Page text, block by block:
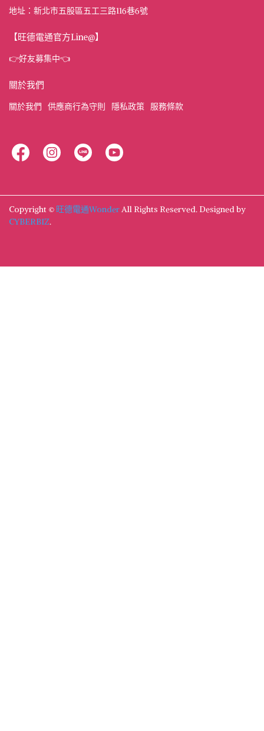
地址：新北市五股區五工三路116巷6號
【旺德電通官方Line@】
👉好友募集中👈
關於我們
關於我們 供應商行為守則 隱私政策 服務條款
Copyright © 旺德電通WonderAll Rights Reserved. Designed by
CYBERBIZ.